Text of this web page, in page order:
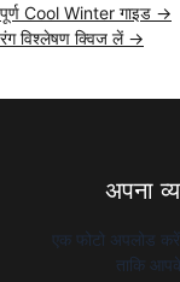
पूर्ण Cool Winter गाइड →
रंग विश्लेषण क्विज लें →
अपना
एक फोटो अपलोड करें
ताकि